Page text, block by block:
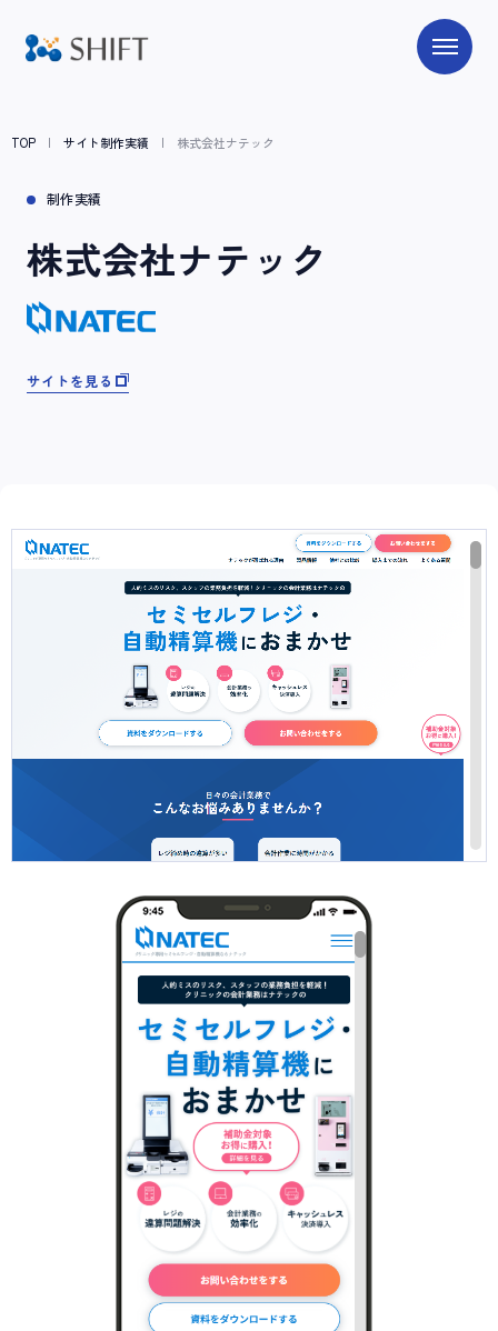
TOP サイト制作実績 株式会社ナテック
制作実績
株式会社ナテック
サイトを見る